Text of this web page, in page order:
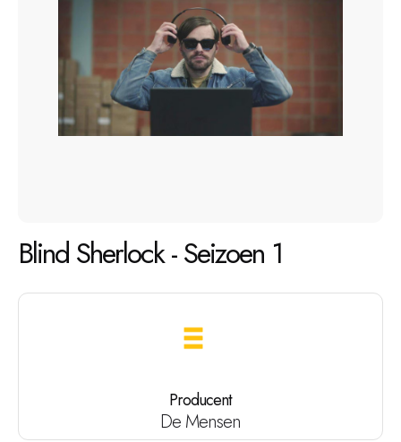
Blind Sherlock - Seizoen 1
Producent
De Mensen